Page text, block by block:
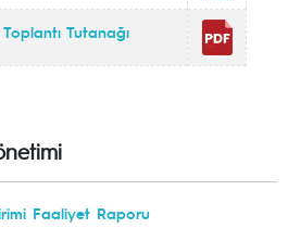
Tutanağı
Faaliyet Raporu